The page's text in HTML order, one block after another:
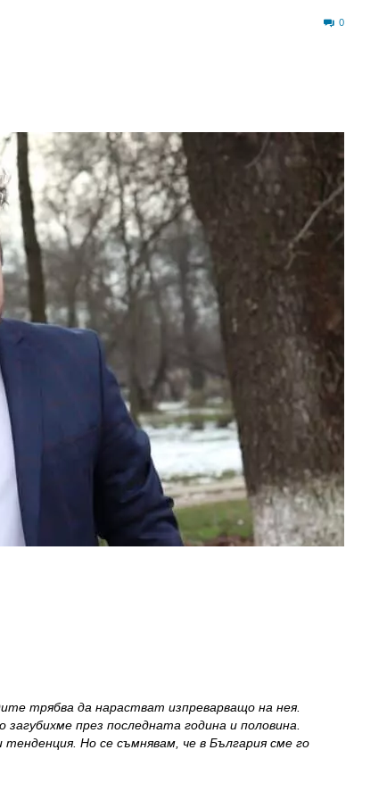
0
трябва да нарастват изпреварващо на нея.
през последната година и половина.
Но се съмнявам, че в България сме го